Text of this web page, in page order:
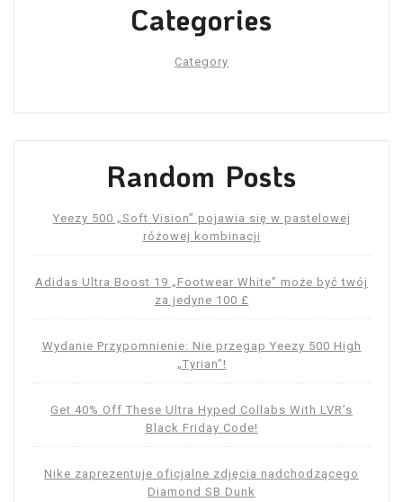
Categories
Category
Random Posts
Yeezy 500 „Soft Vision” pojawia się w pastelowej
różowej kombinacji
Adidas Ultra Boost 19 „Footwear White” może być twój
za jedyne 100 £
Wydanie Przypomnienie: Nie przegap Yeezy 500 High
„Tyrian”!
Get 40% Off These Ultra Hyped Collabs With LVR’s
Black Friday Code!
Nike zaprezentuje oficjalne zdjęcia nadchodzącego
Diamond SB Dunk